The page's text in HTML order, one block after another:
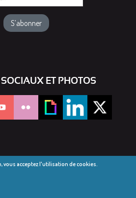
ET PHOTOS
2016-2025
acceptez l'utilisation de cookies.